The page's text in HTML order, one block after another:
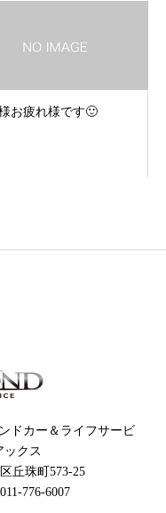
お疲れ様です🙂
ドカー＆ライフサービ
ックス
丘珠町573-25
776-6007